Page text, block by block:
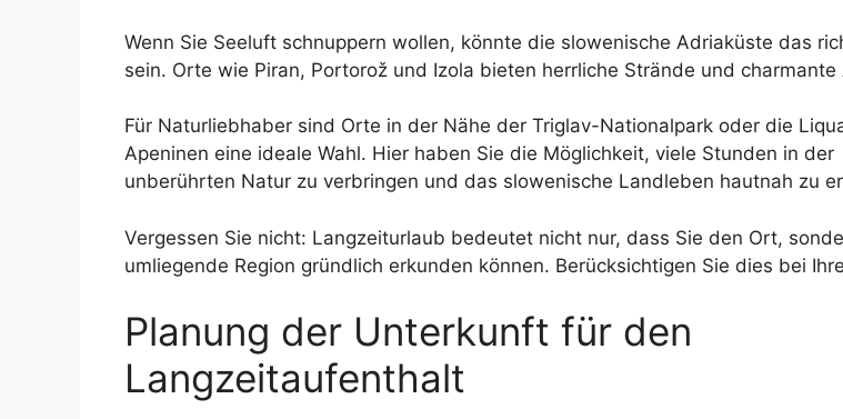
Wenn Sie Seeluft schnuppern wollen, könnte die slowenische Adriaküste das
sein. Orte wie Piran, Portorož und Izola bieten herrliche Strände und
Für Naturliebhaber sind Orte in der Nähe der Triglav-Nationalpark oder die
Apeninen eine ideale Wahl. Hier haben Sie die Möglichkeit, viele Stunden in der
unberührten Natur zu verbringen und das slowenische Landleben hautnah zu
Vergessen Sie nicht: Langzeiturlaub bedeutet nicht nur, dass Sie den Ort,
umliegende Region gründlich erkunden können. Berücksichtigen Sie dies bei
Planung der Unterkunft für den
Langzeitaufenthalt